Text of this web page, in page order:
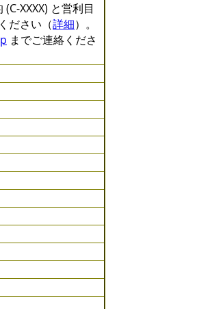
XXXX) と営利目
ださい（詳細）。
までご連絡くださ